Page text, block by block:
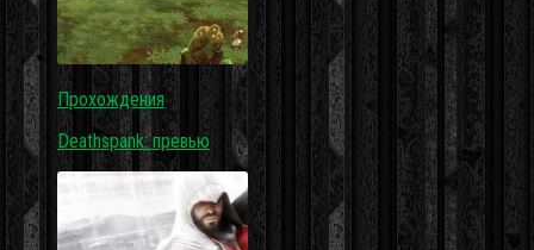
Прохождения
Deathspank: превью